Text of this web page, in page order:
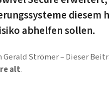
diesem
abhelfen sollen.
Gerald Strömer
Dieser
alt.